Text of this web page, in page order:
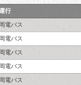
行
岡電バス
岡電バス
岡電バス
岡電バス
岡電バス